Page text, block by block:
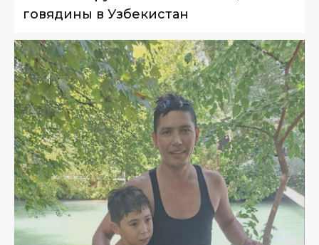
говядины в Узбекистан